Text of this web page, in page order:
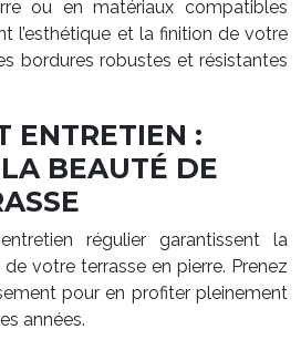
ou en matériaux compatibles
l’esthétique et la finition de votre
bordures robustes et résistantes
ENTRETIEN :
BEAUTÉ DE
régulier garantissent la
votre terrasse en pierre. Prenez
pour en profiter pleinement
années.